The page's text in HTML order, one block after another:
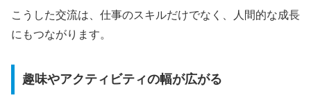
こうした交流は、仕事のスキルだけでなく、人間的な成長
にもつながります。
趣味やアクティビティの幅が広がる